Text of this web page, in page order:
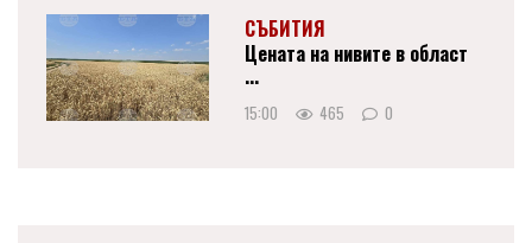
СЪБИТИЯ
Цената на нивите в област
...
15:00 465 0